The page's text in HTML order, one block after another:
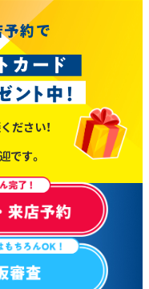
約で
ださい！
です。